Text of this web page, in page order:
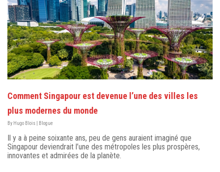
Comment Singapour est devenue l’une des villes les
plus modernes du monde
By Hugo Blois Blogue
Il y a à peine soixante ans, peu de gens auraient imaginé que
Singapour deviendrait l’une des métropoles les plus prospères,
innovantes et admirées de la planète.